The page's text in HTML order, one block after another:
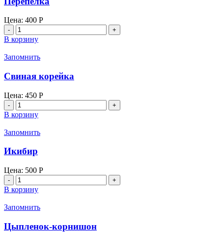
Цена: 400 Р
Количество
товара
Перепелка
В корзину
Запомнить
Свиная корейка
Цена: 450 Р
Количество
товара
Свиная
корейка
В корзину
Запомнить
Икибир
Цена: 500 Р
Количество
товара
Икибир
В корзину
Запомнить
Цыпленок-корнишон